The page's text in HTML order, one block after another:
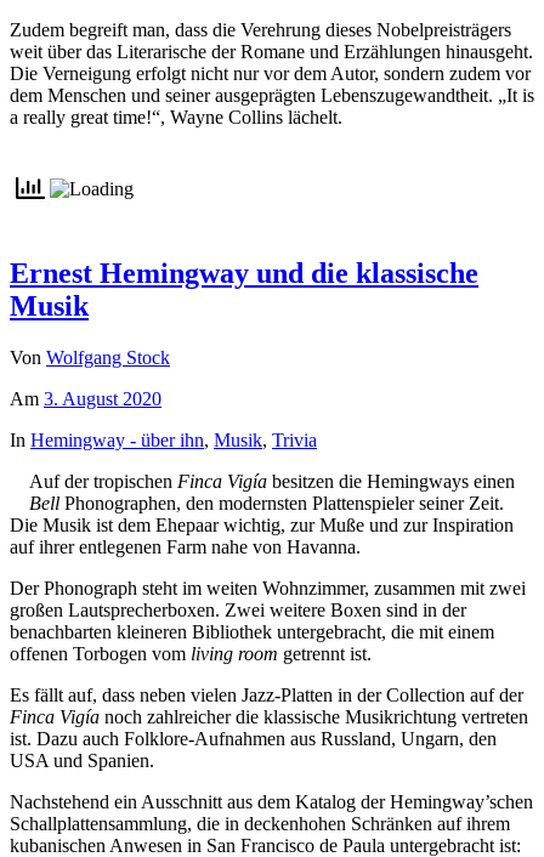
Zudem begreift man, dass die Verehrung dieses Nobelpreisträgers
weit über das Literarische der Romane und Erzählungen hinausgeht.
Die Verneigung erfolgt nicht nur vor dem Autor, sondern zudem vor
dem Menschen und seiner ausgeprägten Lebenszugewandtheit. „It is
a really great time!“, Wayne Collins lächelt.
Ernest Hemingway und die klassische
Musik
Von Wolfgang Stock
Am 3. August 2020
In Hemingway - über ihn, Musik, Trivia
Auf der tropischen Finca Vigía besitzen die Hemingways einen
Bell Phonographen, den modernsten Plattenspieler seiner Zeit.
Die Musik ist dem Ehepaar wichtig, zur Muße und zur Inspiration
auf ihrer entlegenen Farm nahe von Havanna.
Der Phonograph steht im weiten Wohnzimmer, zusammen mit zwei
großen Lautsprecherboxen. Zwei weitere Boxen sind in der
benachbarten kleineren Bibliothek untergebracht, die mit einem
offenen Torbogen vom living room getrennt ist.
Es fällt auf, dass neben vielen Jazz-Platten in der Collection auf der
Finca Vigía noch zahlreicher die klassische Musikrichtung vertreten
ist. Dazu auch Folklore-Aufnahmen aus Russland, Ungarn, den
USA und Spanien.
Nachstehend ein Ausschnitt aus dem Katalog der Hemingway’schen
Schallplattensammlung, die in deckenhohen Schränken auf ihrem
kubanischen Anwesen in San Francisco de Paula untergebracht ist: